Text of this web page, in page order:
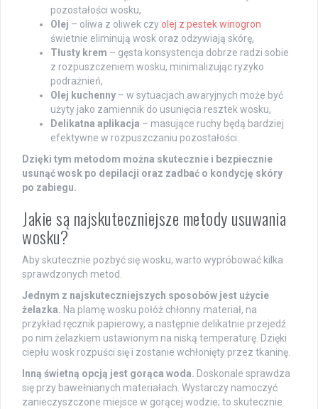
pozostałości wosku,
Olej – oliwa z oliwek czyolej z pestek winogron
świetnie eliminują wosk oraz odżywiają skórę,
Tłusty krem – gęsta konsystencja dobrze radzi sobie
z rozpuszczeniem wosku, minimalizując ryzyko
podrażnień,
Olej kuchenny – w sytuacjach awaryjnych może być
użyty jako zamiennik do usunięcia resztek wosku,
Delikatna aplikacja – masujące ruchy będą bardziej
efektywne w rozpuszczaniu pozostałości.
Dzięki tym metodom można skutecznie i bezpiecznie
usunąć wosk po depilacji oraz zadbać o kondycję skóry
po zabiegu.
Jakie są najskuteczniejsze metody usuwania
wosku?
Aby skutecznie pozbyć się wosku, warto wypróbować kilka
sprawdzonych metod.
Jednym z najskuteczniejszych sposobów jest użycie
żelazka. Na plamę wosku połóż chłonny materiał, na
przykład ręcznik papierowy, a następnie delikatnie przejedź
po nim żelazkiem ustawionym na niską temperaturę. Dzięki
ciepłu wosk rozpuści się i zostanie wchłonięty przez tkaninę.
Inną świetną opcją jest gorąca woda. Doskonale sprawdza
się przy bawełnianych materiałach. Wystarczy namoczyć
zanieczyszczone miejsce w gorącej wodzie; to skutecznie